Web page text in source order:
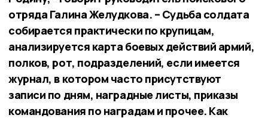
отряда Галина Желудкова. – Судьба солдата
собирается практически по крупицам,
анализируется карта боевых действий армий,
полков, рот, подразделений, если имеется
журнал, в котором часто присутствуют
записи по дням, наградные листы, приказы
командования по наградам и прочее. Как